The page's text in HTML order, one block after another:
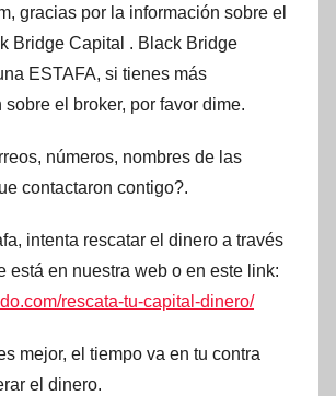
gracias por la información sobre el
Bridge Capital . Black Bridge
ESTAFA, si tienes más
sobre el broker, por favor dime.
números, nombres de las
contactaron contigo?.
intenta rescatar el dinero a través
está en nuestra web o en este link:
rescata-tu-capital-dinero/
mejor, el tiempo va en tu contra
el dinero.